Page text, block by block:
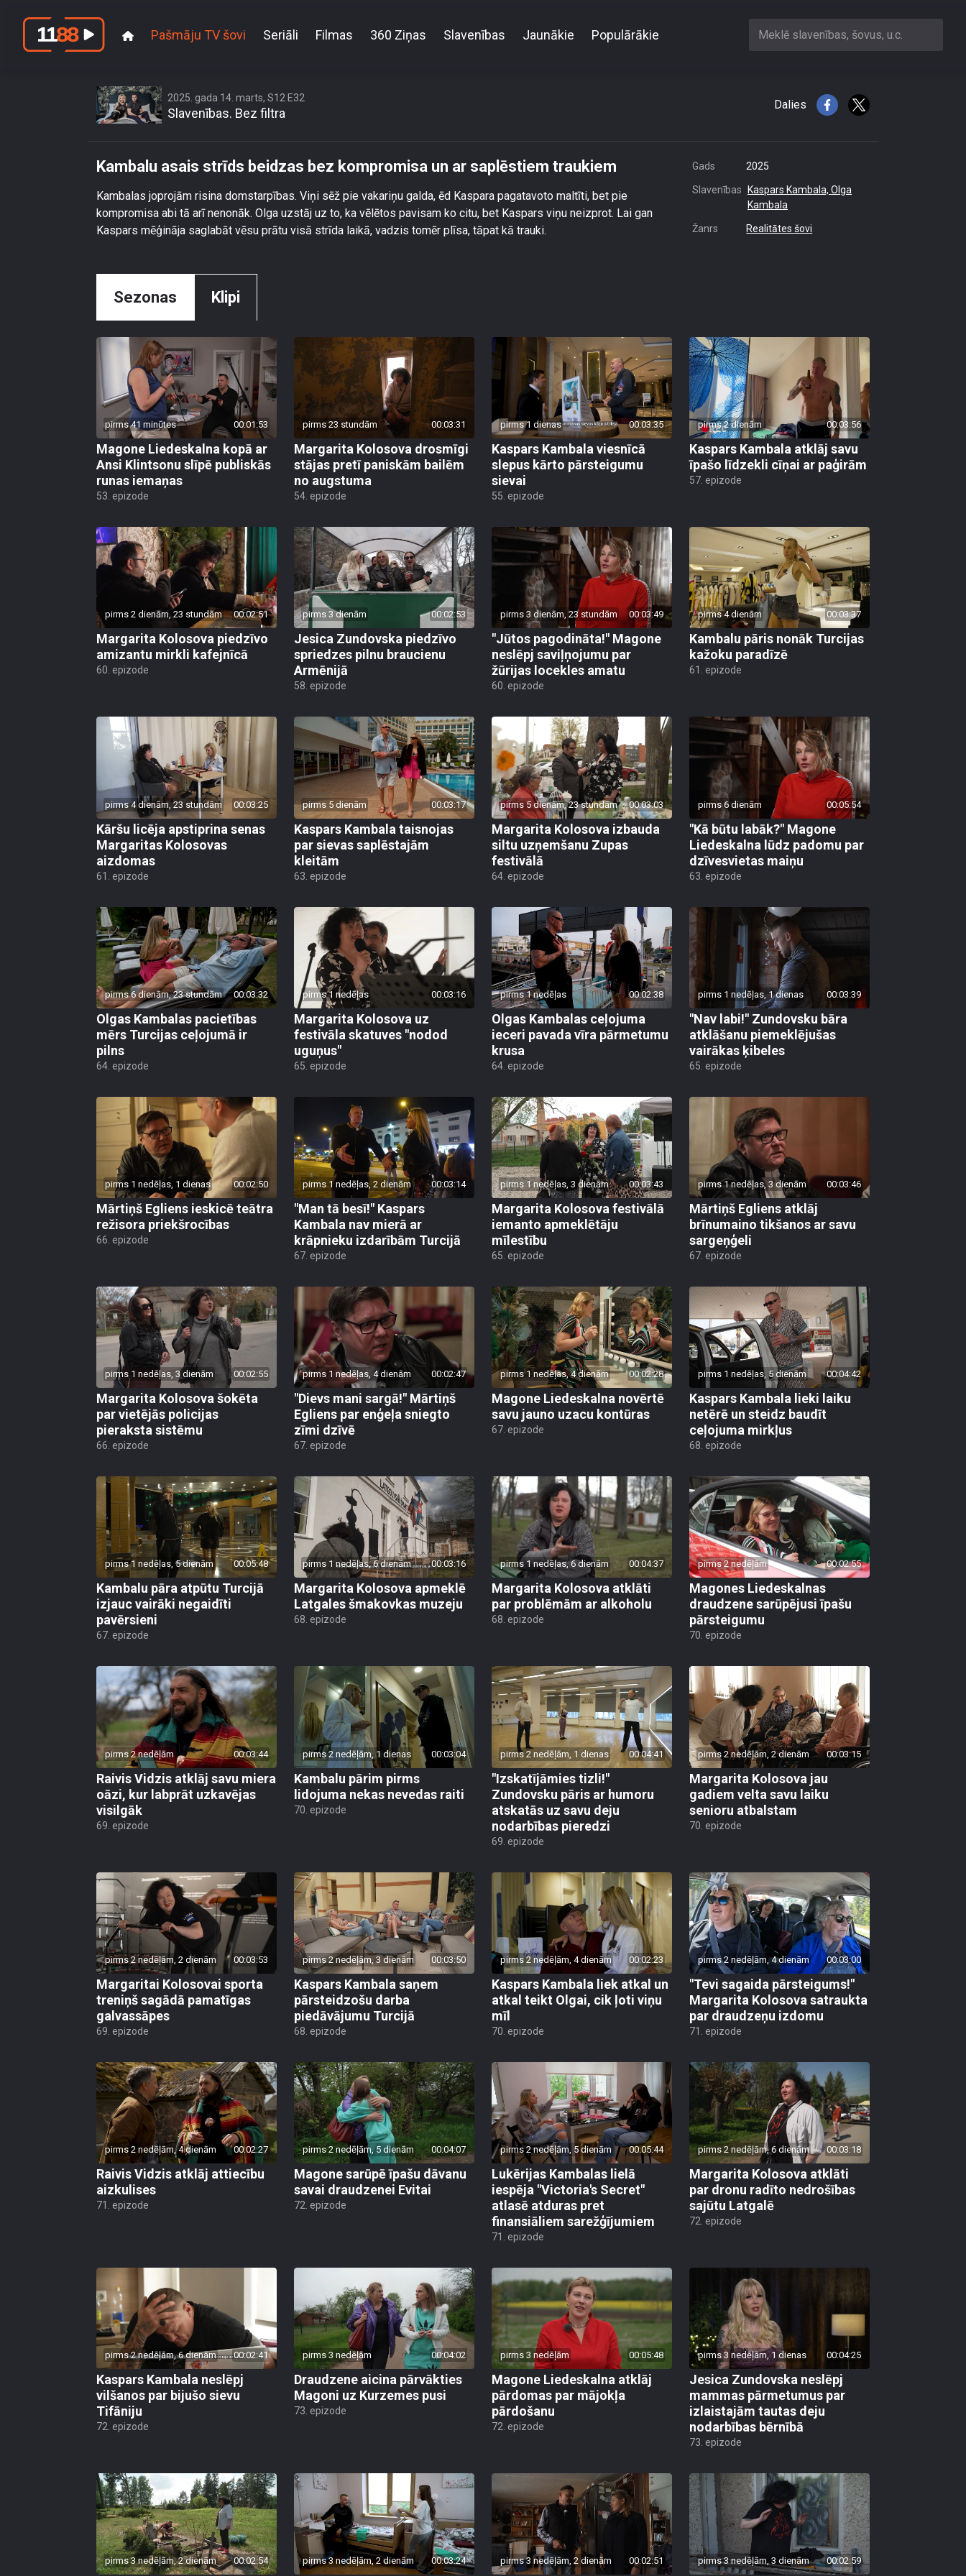
Pašmāju TV šovi Seriāli Filmas 360 Ziņas Slavenības Jaunākie Populārākie Meklē slavenības, šovus, u.c.
2025. gada 14. marts, S12 E32
Slavenības. Bez filtra
Dalies
Kambalu asais strīds beidzas bez kompromisa un ar saplēstiem traukiem
Kambalas joprojām risina domstarpības. Viņi sēž pie vakariņu galda, ēd Kaspara pagatavoto maltīti, bet pie
kompromisa abi tā arī nenonāk. Olga uzstāj uz to, ka vēlētos pavisam ko citu, bet Kaspars viņu neizprot. Lai gan
Kaspars mēģināja saglabāt vēsu prātu visā strīda laikā, vadzis tomēr plīsa, tāpat kā trauki.
Gads 2025
Slavenības Kaspars Kambala, Olga
Kambala
Žanrs Realitātes šovi
Sezonas Klipi
pirms 41 minūtes 00:01:53
Magone Liedeskalna kopā ar
Ansi Klintsonu slīpē publiskās
runas iemaņas
53. epizode
pirms 23 stundām 00:03:31
Margarita Kolosova drosmīgi
stājas pretī paniskām bailēm
no augstuma
54. epizode
pirms 1 dienas 00:03:35
Kaspars Kambala viesnīcā
slepus kārto pārsteigumu
sievai
55. epizode
pirms 2 dienām 00:03:56
Kaspars Kambala atklāj savu
īpašo līdzekli cīņai ar paģirām
57. epizode
pirms 2 dienām, 23 stundām 00:02:51
Margarita Kolosova piedzīvo
amizantu mirkli kafejnīcā
60. epizode
pirms 3 dienām 00:02:53
Jesica Zundovska piedzīvo
spriedzes pilnu braucienu
Armēnijā
58. epizode
pirms 3 dienām, 23 stundām 00:03:49
"Jūtos pagodināta!" Magone
neslēpj saviļņojumu par
žūrijas locekles amatu
60. epizode
pirms 4 dienām 00:03:37
Kambalu pāris nonāk Turcijas
kažoku paradīzē
61. epizode
pirms 4 dienām, 23 stundām 00:03:25
Kāršu licēja apstiprina senas
Margaritas Kolosovas
aizdomas
61. epizode
pirms 5 dienām 00:03:17
Kaspars Kambala taisnojas
par sievas saplēstajām
kleitām
63. epizode
pirms 5 dienām, 23 stundām 00:03:03
Margarita Kolosova izbauda
siltu uzņemšanu Zupas
festivālā
64. epizode
pirms 6 dienām 00:05:54
"Kā būtu labāk?" Magone
Liedeskalna lūdz padomu par
dzīvesvietas maiņu
63. epizode
pirms 6 dienām, 23 stundām 00:03:32
Olgas Kambalas pacietības
mērs Turcijas ceļojumā ir
pilns
64. epizode
pirms 1 nedēļas 00:03:16
Margarita Kolosova uz
festivāla skatuves "nodod
uguņus"
65. epizode
pirms 1 nedēļas 00:02:38
Olgas Kambalas ceļojuma
ieceri pavada vīra pārmetumu
krusa
64. epizode
pirms 1 nedēļas, 1 dienas 00:03:39
"Nav labi!" Zundovsku bāra
atklāšanu piemeklējušas
vairākas ķibeles
65. epizode
pirms 1 nedēļas, 1 dienas 00:02:50
Mārtiņš Egliens ieskicē teātra
režisora priekšrocības
66. epizode
pirms 1 nedēļas, 2 dienām 00:03:14
"Man tā besī!" Kaspars
Kambala nav mierā ar
krāpnieku izdarībām Turcijā
67. epizode
pirms 1 nedēļas, 3 dienām 00:03:43
Margarita Kolosova festivālā
iemanto apmeklētāju
mīlestību
65. epizode
pirms 1 nedēļas, 3 dienām 00:03:46
Mārtiņš Egliens atklāj
brīnumaino tikšanos ar savu
sargeņģeli
67. epizode
pirms 1 nedēļas, 3 dienām 00:02:55
Margarita Kolosova šokēta
par vietējās policijas
pieraksta sistēmu
66. epizode
pirms 1 nedēļas, 4 dienām 00:02:47
"Dievs mani sargā!" Mārtiņš
Egliens par enģeļa sniegto
zīmi dzīvē
67. epizode
pirms 1 nedēļas, 4 dienām 00:02:28
Magone Liedeskalna novērtē
savu jauno uzacu kontūras
67. epizode
pirms 1 nedēļas, 5 dienām 00:04:42
Kaspars Kambala lieki laiku
netērē un steidz baudīt
ceļojuma mirkļus
68. epizode
pirms 1 nedēļas, 5 dienām 00:05:48
Kambalu pāra atpūtu Turcijā
izjauc vairāki negaidīti
pavērsieni
67. epizode
pirms 1 nedēļas, 6 dienām 00:03:16
Margarita Kolosova apmeklē
Latgales šmakovkas muzeju
68. epizode
pirms 1 nedēļas, 6 dienām 00:04:37
Margarita Kolosova atklāti
par problēmām ar alkoholu
68. epizode
pirms 2 nedēļām 00:02:55
Magones Liedeskalnas
draudzene sarūpējusi īpašu
pārsteigumu
70. epizode
pirms 2 nedēļām 00:03:44
Raivis Vidzis atklāj savu miera
oāzi, kur labprāt uzkavējas
visilgāk
69. epizode
pirms 2 nedēļām, 1 dienas 00:03:04
Kambalu pārim pirms
lidojuma nekas nevedas raiti
70. epizode
pirms 2 nedēļām, 1 dienas 00:04:41
"Izskatījāmies tizli!"
Zundovsku pāris ar humoru
atskatās uz savu deju
nodarbības pieredzi
69. epizode
pirms 2 nedēļām, 2 dienām 00:03:15
Margarita Kolosova jau
gadiem velta savu laiku
senioru atbalstam
70. epizode
pirms 2 nedēļām, 2 dienām 00:03:53
Margaritai Kolosovai sporta
treniņš sagādā pamatīgas
galvassāpes
69. epizode
pirms 2 nedēļām, 3 dienām 00:03:50
Kaspars Kambala saņem
pārsteidzošu darba
piedāvājumu Turcijā
68. epizode
pirms 2 nedēļām, 4 dienām 00:02:23
Kaspars Kambala liek atkal un
atkal teikt Olgai, cik ļoti viņu
mīl
70. epizode
pirms 2 nedēļām, 4 dienām 00:03:00
"Tevi sagaida pārsteigums!"
Margarita Kolosova satraukta
par draudzeņu izdomu
71. epizode
pirms 2 nedēļām, 4 dienām 00:02:27
Raivis Vidzis atklāj attiecību
aizkulises
71. epizode
pirms 2 nedēļām, 5 dienām 00:04:07
Magone sarūpē īpašu dāvanu
savai draudzenei Evitai
72. epizode
pirms 2 nedēļām, 5 dienām 00:05:44
Lukērijas Kambalas lielā
iespēja "Victoria's Secret"
atlasē atduras pret
finansiāliem sarežģījumiem
71. epizode
pirms 2 nedēļām, 6 dienām 00:03:18
Margarita Kolosova atklāti
par dronu radīto nedrošības
sajūtu Latgalē
72. epizode
pirms 2 nedēļām, 6 dienām 00:02:41
Kaspars Kambala neslēpj
vilšanos par bijušo sievu
Tifāniju
72. epizode
pirms 3 nedēļām 00:04:02
Draudzene aicina pārvākties
Magoni uz Kurzemes pusi
73. epizode
pirms 3 nedēļām 00:05:48
Magone Liedeskalna atklāj
pārdomas par mājokļa
pārdošanu
72. epizode
pirms 3 nedēļām, 1 dienas 00:04:25
Jesica Zundovska neslēpj
mammas pārmetumus par
izlaistajām tautas deju
nodarbības bērnībā
73. epizode
pirms 3 nedēļām, 2 dienām 00:02:54 pirms 3 nedēļām, 2 dienām 00:03:24 pirms 3 nedēļām, 2 dienām 00:02:51 pirms 3 nedēļām, 3 dienām 00:02:59